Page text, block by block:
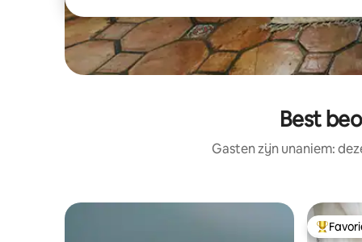
Best
Gasten zijn unaniem: